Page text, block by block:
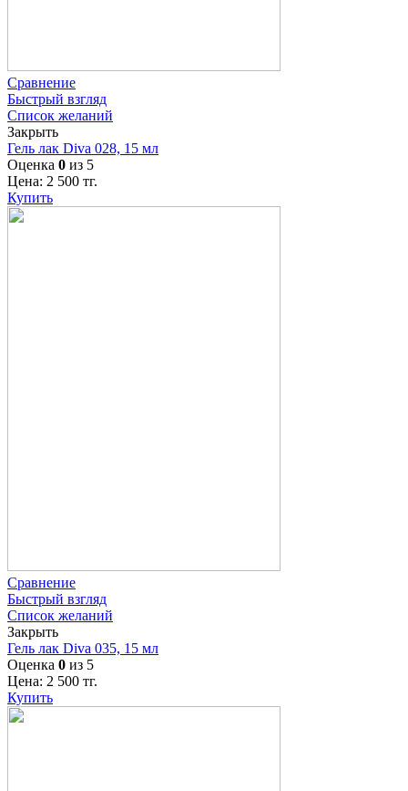
Сравнение
Быстрый взгляд
Список желаний
Закрыть
Гель лак Diva 028, 15 мл
Оценка 0 из 5
Цена: 2 500 тг.
Купить
Сравнение
Быстрый взгляд
Список желаний
Закрыть
Гель лак Diva 035, 15 мл
Оценка 0 из 5
Цена: 2 500 тг.
Купить